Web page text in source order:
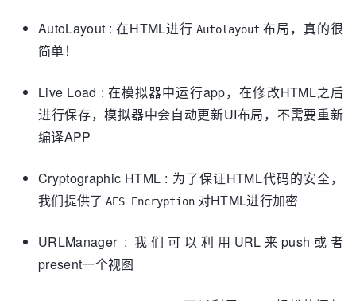
AutoLayout : 在HTML进行 Autolayout 布局，真的很
简单！
Live Load : 在模拟器中运行app，在修改HTML之后
进行保存，模拟器中会自动更新UI布局，不需要重新
编译APP
Cryptographic HTML : 为了保证HTML代码的安全，
我们提供了 AES Encryption 对HTML进行加密
URLManager : 我们可以利用URL来push或者
present一个视图